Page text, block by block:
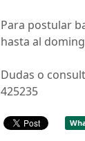
Para postular
hasta al
Dudas o
425235